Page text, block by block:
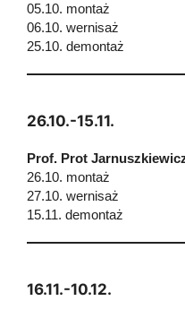
05.10. montaż
06.10. wernisaż
25.10. demontaż
26.10.-15.11.
Prof. Prot
26.10. montaż
27.10. wernisaż
15.11. demontaż
16.11.-10.12.